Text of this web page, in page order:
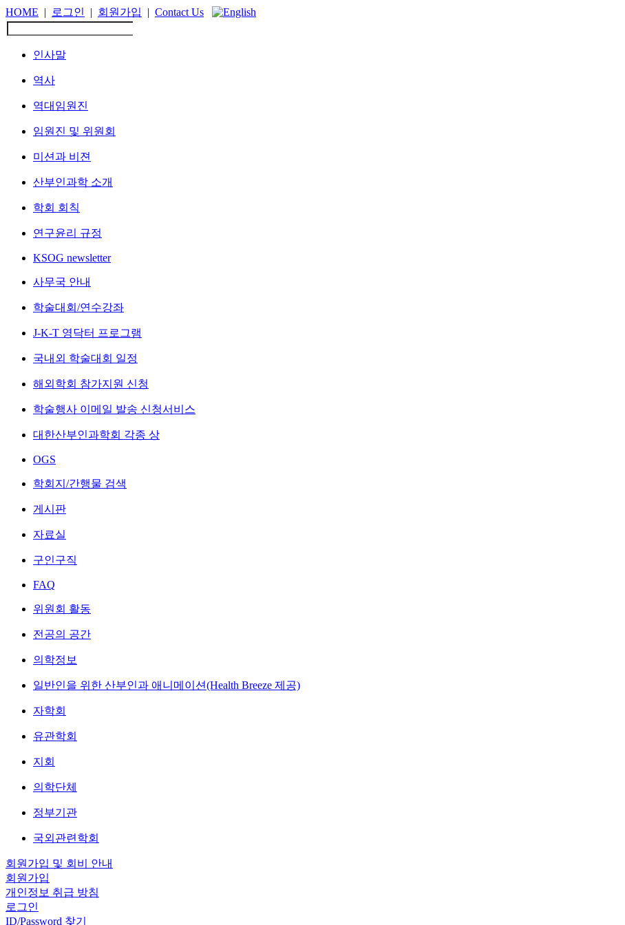
HOME | 로그인 | 회원가입 | Contact Us
인사말
역사
역대임원진
임원진 및 위원회
미션과 비젼
산부인과학 소개
학회 회칙
연구윤리 규정
KSOG newsletter
사무국 안내
학술대회/연수강좌
J-K-T 영닥터 프로그램
국내외 학술대회 일정
해외학회 참가지원 신청
학술행사 이메일 발송 신청서비스
대한산부인과학회 각종 상
OGS
학회지/간행물 검색
게시판
자료실
구인구직
FAQ
위원회 활동
전공의 공간
의학정보
일반인을 위한 산부인과 애니메이션(Health Breeze 제공)
자학회
유관학회
지회
의학단체
정부기관
국외관련학회
회원가입 및 회비 안내
회원가입
개인정보 취급 방침
로그인
ID/Password 찾기